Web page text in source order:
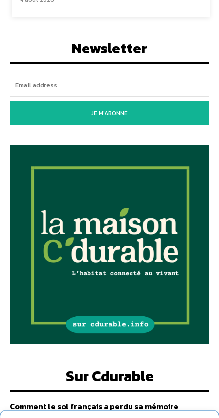
Newsletter
JE M'ABONNE
Sur Cdurable
Comment le sol français a perdu sa mémoire